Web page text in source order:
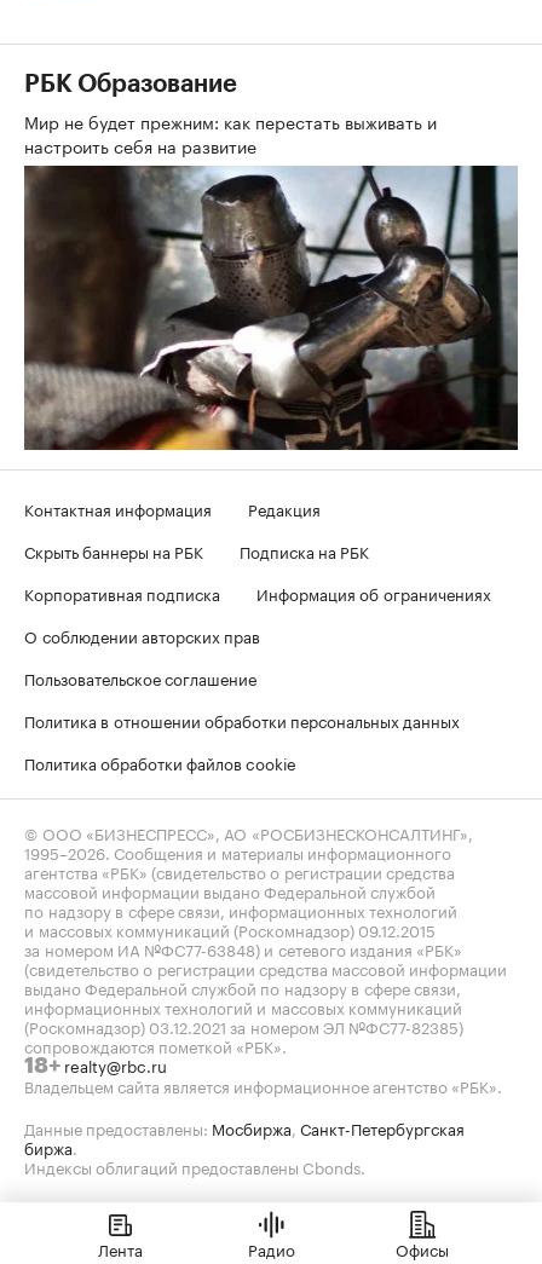
РБК Образование
Мир не будет прежним: как перестать выживать и
настроить себя на развитие
Контактная информация
Редакция
Скрыть баннеры на РБК
Подписка на РБК
Корпоративная подписка
Информация об ограничениях
О соблюдении авторских прав
Пользовательское соглашение
Политика в отношении обработки персональных данных
Политика обработки файлов cookie
© ООО «БИЗНЕСПРЕСС», АО «РОСБИЗНЕСКОНСАЛТИНГ»,
1995–2026 . Сообщения и материалы информационного
агентства «РБК» (свидетельство о регистрации средства
массовой информации выдано Федеральной службой
по надзору в сфере связи, информационных технологий
и массовых коммуникаций (Роскомнадзор) 09.12.2015
за номером ИА №ФС77-63848) и сетевого издания «РБК»
(свидетельство о регистрации средства массовой информации
выдано Федеральной службой по надзору в сфере связи,
информационных технологий и массовых коммуникаций
(Роскомнадзор) 03.12.2021 за номером ЭЛ №ФС77-82385)
сопровождаются пометкой «РБК».
18+ realty@rbc.ru
Владельцем сайта является информационное агентство «РБК».
Данные предоставлены: Мосбиржа Санкт-Петербургская
биржа
Индексы облигаций предоставлены Cbonds.
Лента Радио Офисы